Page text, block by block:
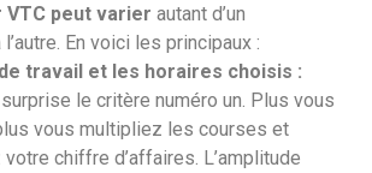
VTC peut varier autant d’un
En voici les principaux :
travail et les horaires choisis :
le critère numéro un. Plus vous
vous multipliez les courses et
chiffre d’affaires. L’amplitude